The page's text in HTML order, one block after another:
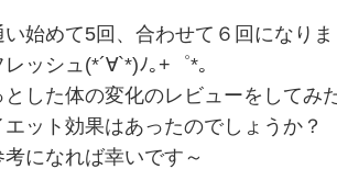
始めて5回、合わせて６回になりま
ッシュ(*´∀`*)ﾉ｡+゜*｡
した体の変化のレビューをしてみ
ット効果はあったのでしょうか？
になれば幸いです～